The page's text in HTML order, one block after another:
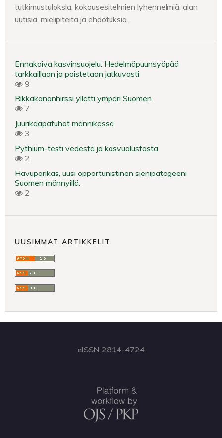
tutkimustuloksia, kokousesitelmien lyhennelmiä, alan
uutisia, mielipiteitä ja ehdotuksia.
Ennakoiva kasvinsuojelu: Hedelmäpuunsyöpää
tarkkaillaan ja poistetaan jatkuvasti
9
Rikkakananhirssi yllätti ympäri Suomen
7
Juurikääpätuhot männikössä
3
Pythium-testi vedestä ja kasvualustasta
2
Havuparikas, uusi opportunistinen sienipatogeeni
Suomen männyillä.
2
UUSIMMAT ARTIKKELIT
eISSN 2814-4724